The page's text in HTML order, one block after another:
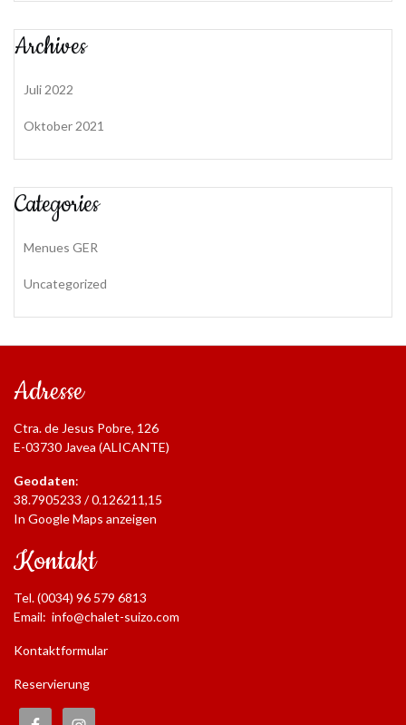
Archives
Juli 2022
Oktober 2021
Categories
Menues GER
Uncategorized
Adresse
Ctra. de Jesus Pobre, 126
E-03730 Javea (ALICANTE)
Geodaten:
38.7905233 / 0.126211,15
In Google Maps anzeigen
Kontakt
Tel. (0034) 96 579 6813
Email: info@chalet-suizo.com
Kontaktformular
Reservierung